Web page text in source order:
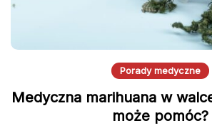
Porady medyczne
Medyczna marihuana w
może pomóc?